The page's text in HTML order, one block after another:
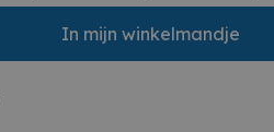
In mijn winkelmandje